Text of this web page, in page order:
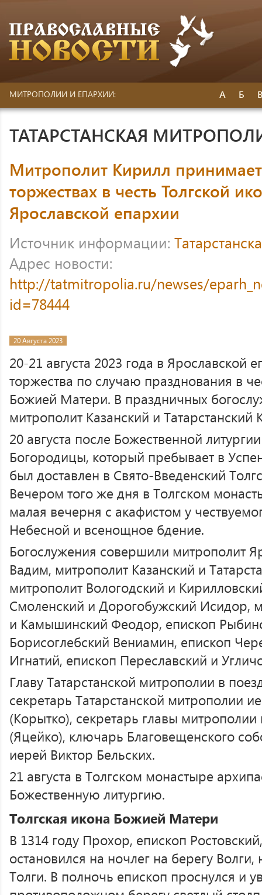
МИТРОПОЛИИ И ЕПАРХИИ: А Б
ТАТАРСТАНСКАЯ
Митрополит Кирилл принимает
торжествах в честь Толгской
Ярославской епархии
Источник информации:
Адрес новости:
http://tatmitropolia.ru/newses/
id=78444
20 Августа 2023
20-21 августа 2023 года в Ярославской
торжества по случаю празднования в
Божией Матери. В праздничных
митрополит Казанский и Татарстанский
20 августа после Божественной
Богородицы, который пребывает в
был доставлен в Свято-Введенский
Вечером того же дня в Толгском
малая вечерня с акафистом у
Небесной и всенощное бдение.
Богослужения совершили митрополит
Вадим, митрополит Казанский и
митрополит Вологодский и
Смоленский и Дорогобужский Исидор,
и Камышинский Феодор, епископ
Борисоглебский Вениамин, епископ
Игнатий, епископ Переславский и
Главу Татарстанской митрополии в
секретарь Татарстанской митрополии
(Корытко), секретарь главы
(Яцейко), ключарь Благовещенского
иерей Виктор Бельских.
21 августа в Толгском монастыре
Божественную литургию.
Толгская икона Божией Матери
В 1314 году Прохор, епископ
остановился на ночлег на берегу
Толги. В полночь епископ проснулся и